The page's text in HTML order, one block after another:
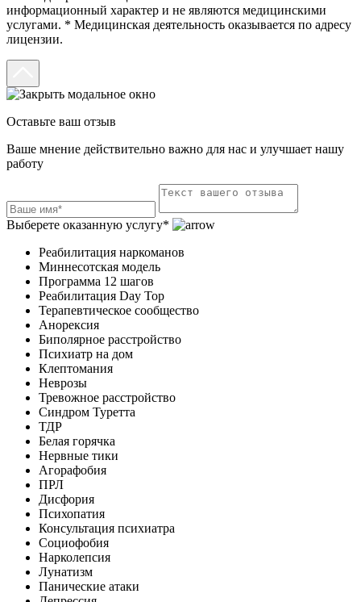
информационный характер и не являются медицинскими
услугами. * Медицинская деятельность оказывается по адресу
лицензии.
Оставьте ваш отзыв
Ваше мнение действительно важно для нас и улучшает нашу
работу
Выберете оказанную услугу*
Реабилитация наркоманов
Миннесотская модель
Программа 12 шагов
Реабилитация Day Top
Терапевтическое сообщество
Анорексия
Биполярное расстройство
Психиатр на дом
Клептомания
Неврозы
Тревожное расстройство
Синдром Туретта
ТДР
Белая горячка
Нервные тики
Агорафобия
ПРЛ
Дисфория
Психопатия
Консультация психиатра
Социофобия
Нарколепсия
Лунатизм
Панические атаки